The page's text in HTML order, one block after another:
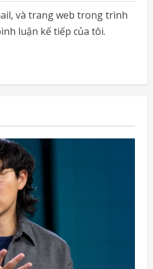
và trang web trong trình
luận kế tiếp của tôi.